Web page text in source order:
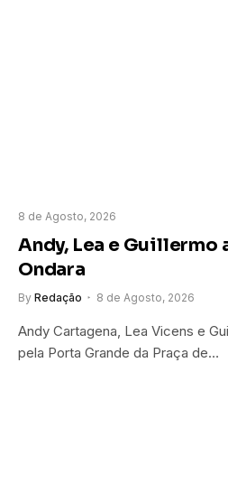
8 de Agosto, 2026
Andy, Lea e Guillermo
Ondara
By Redação 8 de Agosto, 2026
Andy Cartagena, Lea Vicens e
pela Porta Grande da Praça de…